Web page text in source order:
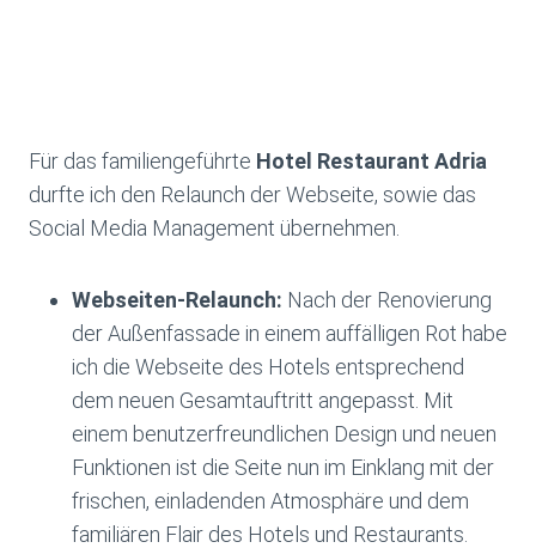
Für das familiengeführte Hotel Restaurant Adria
durfte ich den Relaunch der Webseite, sowie das
Social Media Management übernehmen.
Webseiten-Relaunch: Nach der Renovierung
der Außenfassade in einem auffälligen Rot habe
ich die Webseite des Hotels entsprechend
dem neuen Gesamtauftritt angepasst. Mit
einem benutzerfreundlichen Design und neuen
Funktionen ist die Seite nun im Einklang mit der
frischen, einladenden Atmosphäre und dem
familiären Flair des Hotels und Restaurants.